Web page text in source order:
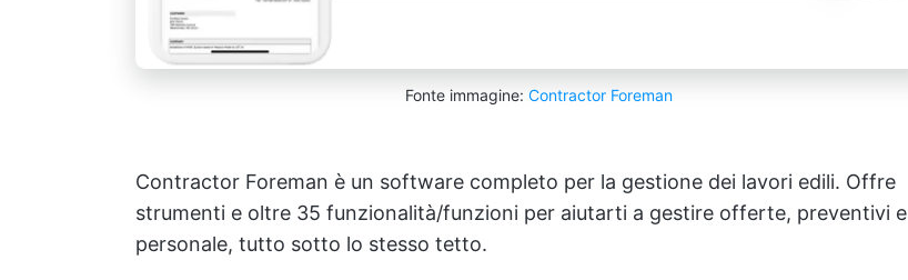
Fonte immagine: Contractor Foreman
Contractor Foreman è un software completo per la gestione dei lavori edili. Offre
strumenti e oltre 35 funzionalità/funzioni per aiutarti a gestire offerte, preventivi e
personale, tutto sotto lo stesso tetto.